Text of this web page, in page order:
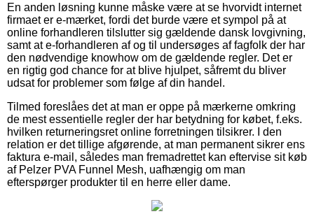
En anden løsning kunne måske være at se hvorvidt internet
firmaet er e-mærket, fordi det burde være et sympol på at
online forhandleren tilslutter sig gældende dansk lovgivning,
samt at e-forhandleren af og til undersøges af fagfolk der har
den nødvendige knowhow om de gældende regler. Det er
en rigtig god chance for at blive hjulpet, såfremt du bliver
udsat for problemer som følge af din handel.
Tilmed foreslåes det at man er oppe på mærkerne omkring
de mest essentielle regler der har betydning for købet, f.eks.
hvilken returneringsret online forretningen tilsikrer. I den
relation er det tillige afgørende, at man permanent sikrer ens
faktura e-mail, således man fremadrettet kan eftervise sit køb
af Pelzer PVA Funnel Mesh, uafhængig om man
efterspørger produkter til en herre eller dame.